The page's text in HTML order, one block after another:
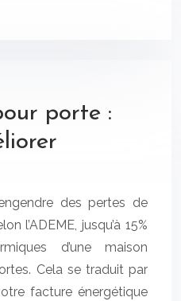
porte :
des pertes de
l’ADEME, jusqu’à 15%
d’une maison
Cela se traduit par
facture énergétique